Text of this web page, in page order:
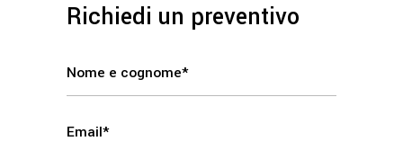
Richiedi un preventivo